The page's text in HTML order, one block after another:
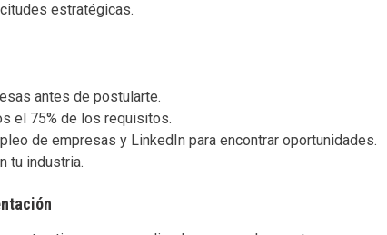
estratégicas.
antes de postularte.
el 75% de los requisitos.
de empresas y LinkedIn para encontrar oportunidades.
tu industria.